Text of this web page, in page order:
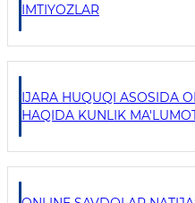
IMTIYOZLAR
IJARA HUQUQI ASOSIDA
HAQIDA KUNLIK